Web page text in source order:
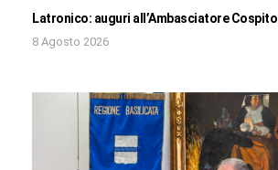
Latronico: auguri all’Ambasciatore Cospito
8 Agosto 2026